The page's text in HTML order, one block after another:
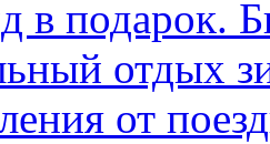
в подарок.
отдых
от